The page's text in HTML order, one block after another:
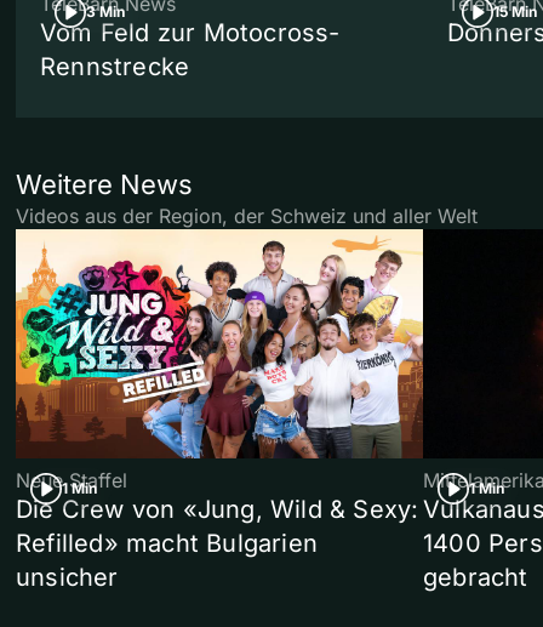
3 Min
Vom Feld zur Motocross-
Rennstrecke
15 Min
Weitere News
Videos aus der Region, der Schweiz und aller Welt
1 Min
Neue Staffel
Die Crew von «Jung, Wild & Sexy:
Refilled» macht Bulgarien
unsicher
1 Min
1400
gebracht